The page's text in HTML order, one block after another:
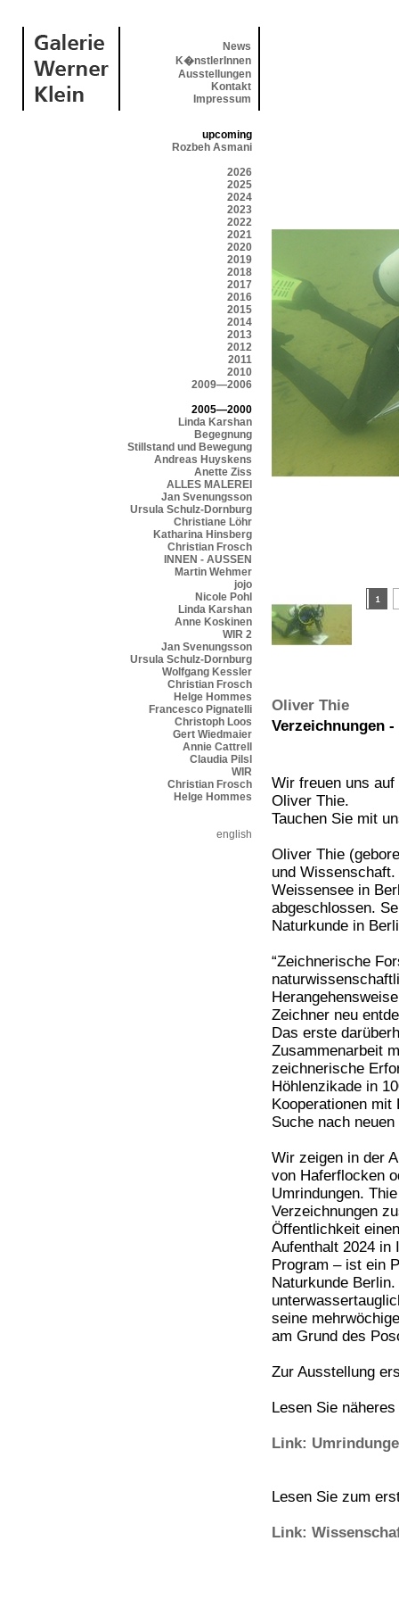
News
K�nstlerInnen
Ausstellungen
Kontakt
Impressum
upcoming
Rozbeh Asmani
2026
2025
2024
2023
2022
2021
2020
2019
2018
2017
2016
2015
2014
2013
2012
2011
2010
2009—2006
2005—2000
Linda Karshan
Begegnung
Stillstand und Bewegung
Andreas Huyskens
Anette Ziss
ALLES MALEREI
Jan Svenungsson
Ursula Schulz-Dornburg
Christiane Löhr
Katharina Hinsberg
Christian Frosch
INNEN - AUSSEN
Martin Wehmer
jojo
Nicole Pohl
Linda Karshan
Anne Koskinen
WIR 2
Jan Svenungsson
Ursula Schulz-Dornburg
Wolfgang Kessler
Christian Frosch
Helge Hommes
Francesco Pignatelli
Christoph Loos
Gert Wiedmaier
Annie Cattrell
Claudia Pilsl
WIR
Christian Frosch
Helge Hommes
english
Oliver Thie
Verzeichnungen
Wir freuen uns
Oliver Thie.
Tauchen Sie mit
Oliver Thie
und
Weissensee in
abgeschlossen.
Naturkunde in
“Zeichnerische
Zeichner neu
Das erste
Zusammenarbeit
zeichnerische
Höhlenzikade in
Kooperationen
Suche nach
Wir zeigen in der
von Haferflocken
Umrindungen.
Verzeichnungen
Öffentlichkeit
Aufenthalt 2024 in
Program – ist ein
Naturkunde
seine
am Grund des
Zur Ausstellung
Lesen Sie
Link:
Lesen Sie zum
Link: